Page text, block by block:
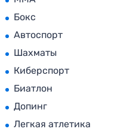
Бокс
Автоспорт
Шахматы
Киберспорт
Биатлон
Допинг
Легкая атлетика